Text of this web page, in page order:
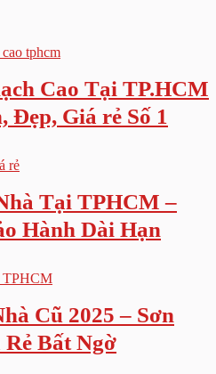
Cao Tại TP.HCM
Đẹp, Giá rẻ Số 1
Tại TPHCM –
Hành Dài Hạn
Cũ 2025 – Sơn
Bất Ngờ